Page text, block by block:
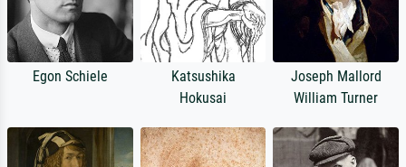
Egon Schiele
Katsushika
Hokusai
Joseph Mallord
William Turner